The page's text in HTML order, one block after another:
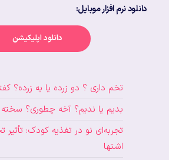
دانلود نرم افزار موبایل:
دانلود اپلیکیشن
تخم داری ؟ دو زرده یا یه زرده؟
بدیم یا ندیم؟ آخه چطوری؟
تجربه‌ای نو در تغذیه کودک: تأثیر
اشتها